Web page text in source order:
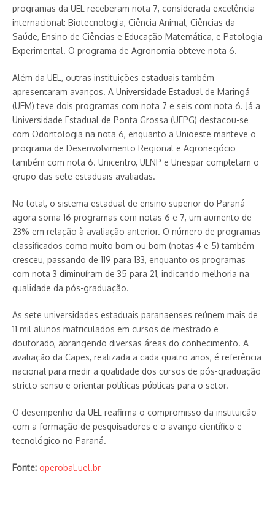
programas da UEL receberam nota 7, considerada excelência
internacional: Biotecnologia, Ciência Animal, Ciências da
Saúde, Ensino de Ciências e Educação Matemática, e Patologia
Experimental. O programa de Agronomia obteve nota 6.
Além da UEL, outras instituições estaduais também
apresentaram avanços. A Universidade Estadual de Maringá
(UEM) teve dois programas com nota 7 e seis com nota 6. Já a
Universidade Estadual de Ponta Grossa (UEPG) destacou-se
com Odontologia na nota 6, enquanto a Unioeste manteve o
programa de Desenvolvimento Regional e Agronegócio
também com nota 6. Unicentro, UENP e Unespar completam o
grupo das sete estaduais avaliadas.
No total, o sistema estadual de ensino superior do Paraná
agora soma 16 programas com notas 6 e 7, um aumento de
23% em relação à avaliação anterior. O número de programas
classificados como muito bom ou bom (notas 4 e 5) também
cresceu, passando de 119 para 133, enquanto os programas
com nota 3 diminuíram de 35 para 21, indicando melhoria na
qualidade da pós-graduação.
As sete universidades estaduais paranaenses reúnem mais de
11 mil alunos matriculados em cursos de mestrado e
doutorado, abrangendo diversas áreas do conhecimento. A
avaliação da Capes, realizada a cada quatro anos, é referência
nacional para medir a qualidade dos cursos de pós-graduação
stricto sensu e orientar políticas públicas para o setor.
O desempenho da UEL reafirma o compromisso da instituição
com a formação de pesquisadores e o avanço científico e
tecnológico no Paraná.
Fonte: operobal.uel.br